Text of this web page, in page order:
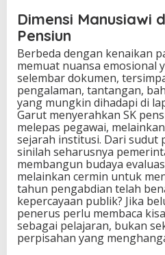
Dimensi Manusiawi
Pensiun
Berbeda dengan kenaikan
memuat nuansa emosional
selembar dokumen,
pengalaman, tantangan,
yang mungkin dihadapi di
Garut menyerahkan SK
melepas pegawai,
sejarah institusi. Dari sudut
sinilah seharusnya
membangun budaya
melainkan cermin untuk
tahun pengabdian telah
kepercayaan publik? Jika
penerus perlu membaca
sebagai pelajaran, bukan
perpisahan yang